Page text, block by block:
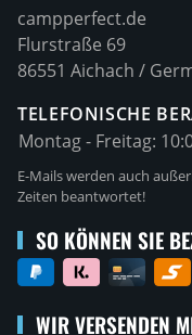
campperfect.de
Flurstraße 69
86551 Aichach /
TELEFONISCHE
Montag - Freitag:
E-Mails werden auch
Zeiten beantwortet!
SO KÖNNEN SIE
WIR VERSENDEN